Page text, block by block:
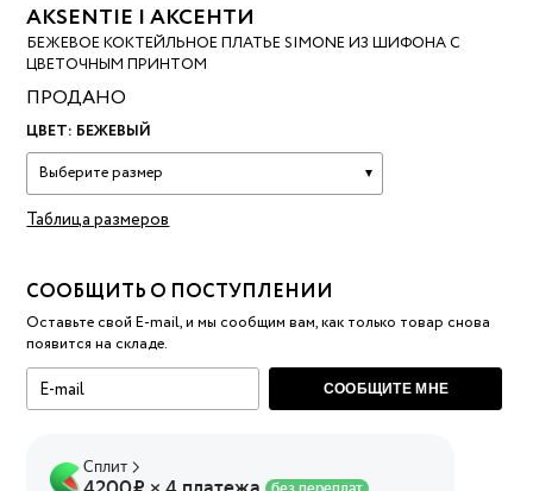
AKSENTIE | АКСЕНТИ
БЕЖЕВОЕ КОКТЕЙЛЬНОЕ ПЛАТЬЕ SIMONE ИЗ ШИФОНА С
ЦВЕТОЧНЫМ ПРИНТОМ
ПРОДАНО
ЦВЕТ: БЕЖЕВЫЙ
Выберите размер
Таблица размеров
СООБЩИТЬ О ПОСТУПЛЕНИИ
Оставьте свой E-mail, и мы сообщим вам, как только товар снова
появится на складе.
СООБЩИТЕ МНЕ